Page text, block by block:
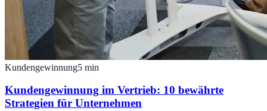
Kundengewinnung5 min
Kundengewinnung im Vertrieb: 10 bewährte
Strategien für Unternehmen